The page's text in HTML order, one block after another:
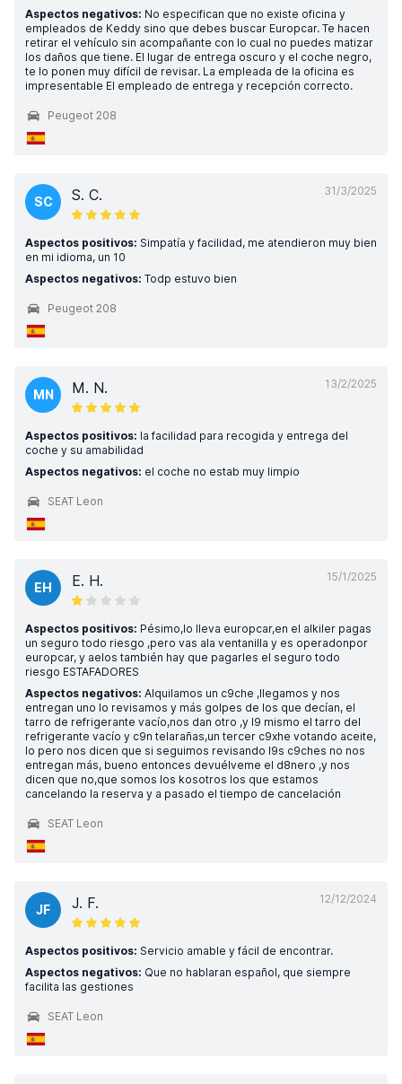
Aspectos negativos: No especifican que no existe oficina y
empleados de Keddy sino que debes buscar Europcar. Te hacen
retirar el vehículo sin acompañante con lo cual no puedes matizar
los daños que tiene. El lugar de entrega oscuro y el coche negro,
te lo ponen muy difícil de revisar. La empleada de la oficina es
impresentable El empleado de entrega y recepción correcto.
Peugeot 208
31/3/2025
SC S. C.
Aspectos positivos: Simpatía y facilidad, me atendieron muy bien
en mi idioma, un 10
Aspectos negativos: Todp estuvo bien
Peugeot 208
13/2/2025
MN M. N.
Aspectos positivos: la facilidad para recogida y entrega del
coche y su amabilidad
Aspectos negativos: el coche no estab muy limpio
SEAT Leon
15/1/2025
EH E. H.
Aspectos positivos: Pésimo,lo lleva europcar,en el alkiler pagas
un seguro todo riesgo ,pero vas ala ventanilla y es operadonpor
europcar, y aelos también hay que pagarles el seguro todo
riesgo ESTAFADORES
Aspectos negativos: Alquilamos un c9che ,llegamos y nos
entregan uno lo revisamos y más golpes de los que decían, el
tarro de refrigerante vacío,nos dan otro ,y l9 mismo el tarro del
refrigerante vacío y c9n telarañas,un tercer c9xhe votando aceite,
lo pero nos dicen que si seguimos revisando l9s c9ches no nos
entregan más, bueno entonces devuélveme el d8nero ,y nos
dicen que no,que somos los kosotros los que estamos
cancelando la reserva y a pasado el tiempo de cancelación
SEAT Leon
12/12/2024
JF J. F.
Aspectos positivos: Servicio amable y fácil de encontrar.
Aspectos negativos: Que no hablaran español, que siempre
facilita las gestiones
SEAT Leon